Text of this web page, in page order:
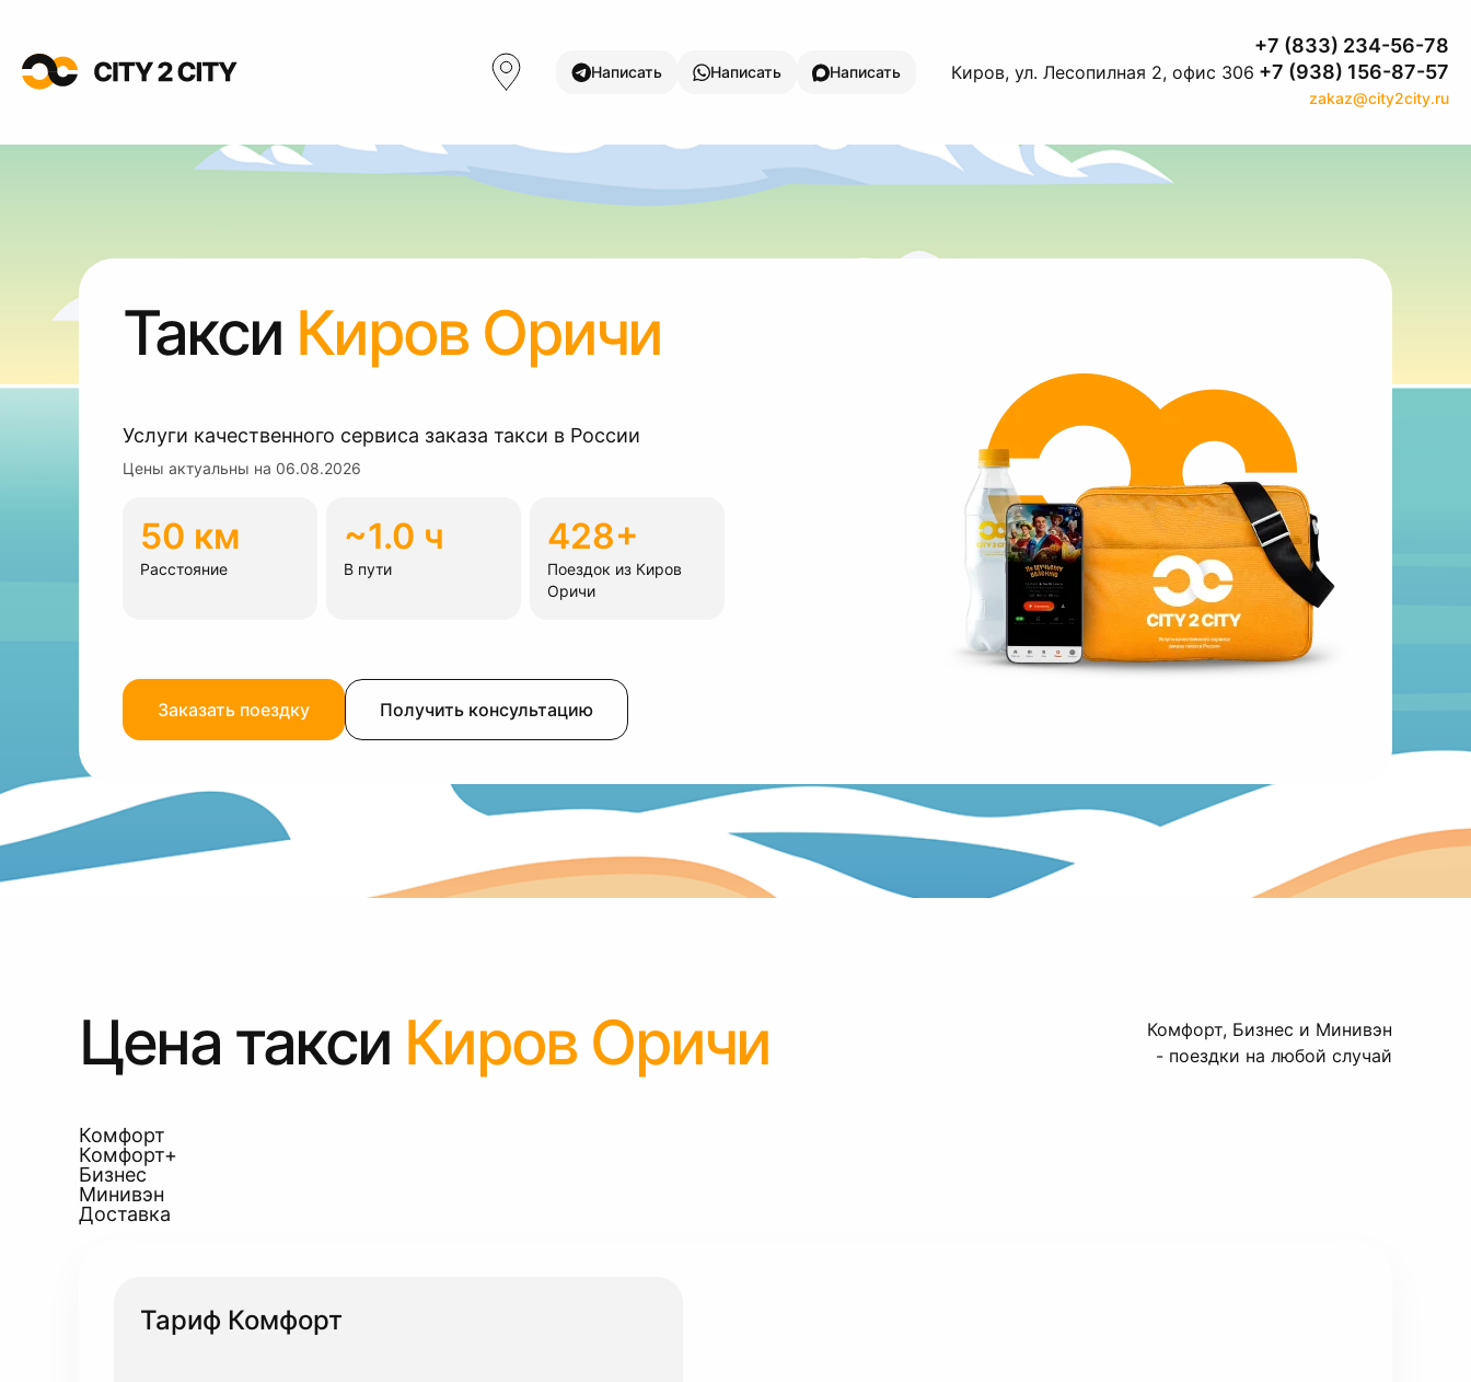
Написать Написать Написать Киров, ул. Лесопилная 2, офис 306
+7 (833) 234-56-78
+7 (938) 156-87-57
zakaz@city2city.ru
Такси Киров Оричи
Услуги качественного сервиса заказа такси в России
Цены актуальны на 06.08.2026
50 км
Расстояние
~1.0 ч
В пути
428+
Поездок из Киров
Оричи
Заказать поездку Получить консультацию
Цена такси Киров Оричи
Комфорт, Бизнес и Минивэн
- поездки на любой случай
Комфорт
Комфорт+
Бизнес
Минивэн
Доставка
Тариф Комфорт